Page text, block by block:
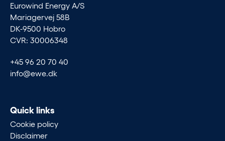
Eurowind Energy A/S
Mariagervej 58B
DK-9500 Hobro
CVR: 30006348
+45 96 20 70 40
info@ewe.dk
Quick links
Cookie policy
Disclaimer